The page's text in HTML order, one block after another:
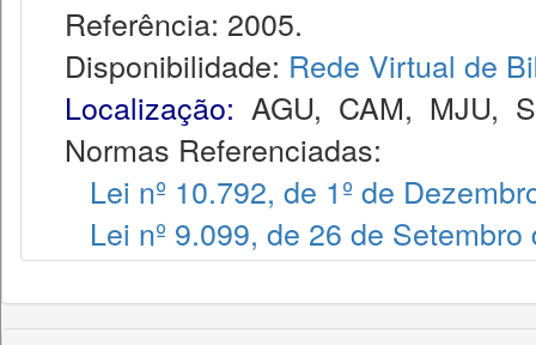
Referência: 2005.
Disponibilidade: Rede Virtual de
Localização: AGU, CAM, MJU,
Normas Referenciadas:
Lei nº 10.792, de 1º de
Lei nº 9.099, de 26 de Setembro